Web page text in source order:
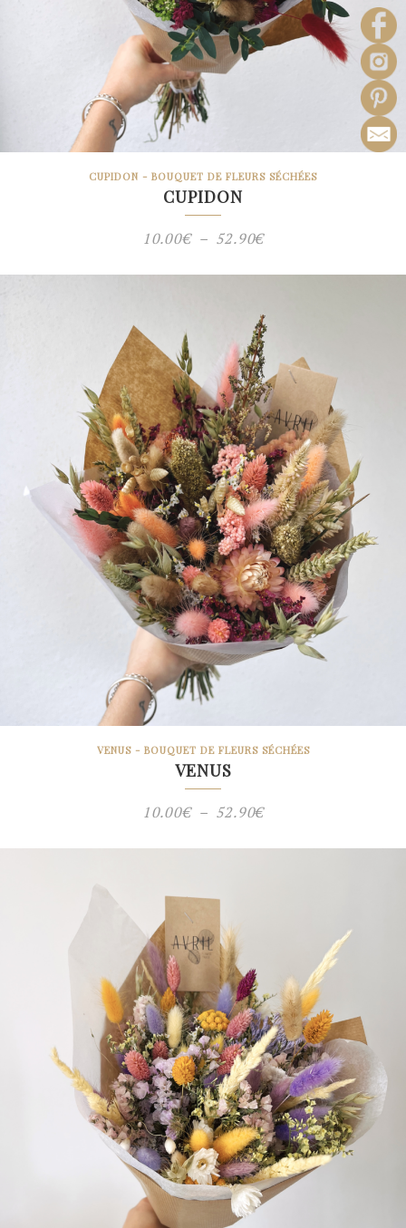
CUPIDON - BOUQUET DE FLEURS SÉCHÉES
CUPIDON
10.00€ – 52.90€Plage
10.00€
à
52.90€
VENUS - BOUQUET DE FLEURS SÉCHÉES
VENUS
10.00€ – 52.90€Plage